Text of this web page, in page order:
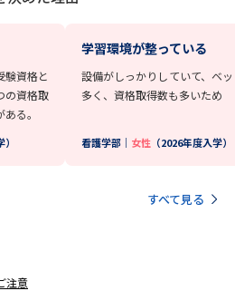
進路の３択
験資格と
の資格取
る。
学習環境が整っている
設備がしっかりしていて、ベ
多く、資格取得数も多いため
看護学部｜ 女性 （2026年度入学）
すべて見る
注意